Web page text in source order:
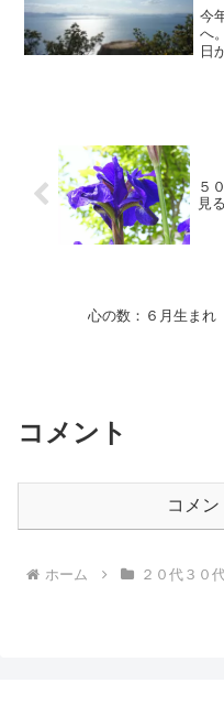
今
へ
日
５
見る
心の数：６月生まれ
コメント
コメ
ホーム ２０代３０